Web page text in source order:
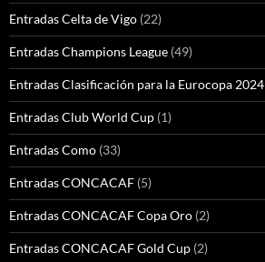
Entradas Celta de Vigo (22)
Entradas Champions League (49)
Entradas Clasificación para la Eurocopa 2024
Entradas Club World Cup (1)
Entradas Como (33)
Entradas CONCACAF (5)
Entradas CONCACAF Copa Oro (2)
Entradas CONCACAF Gold Cup (2)